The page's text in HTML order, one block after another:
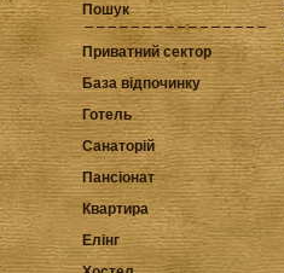
Пошук
Приватний сектор
База відпочинку
Готель
Санаторій
Пансіонат
Квартира
Елінг